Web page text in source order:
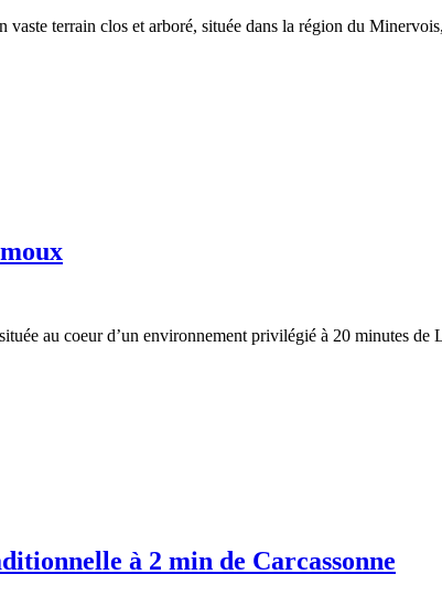
terrain clos et arboré, située dans la région du
au coeur d’un environnement privilégié à 20 minutes de
à 2 min de Carcassonne